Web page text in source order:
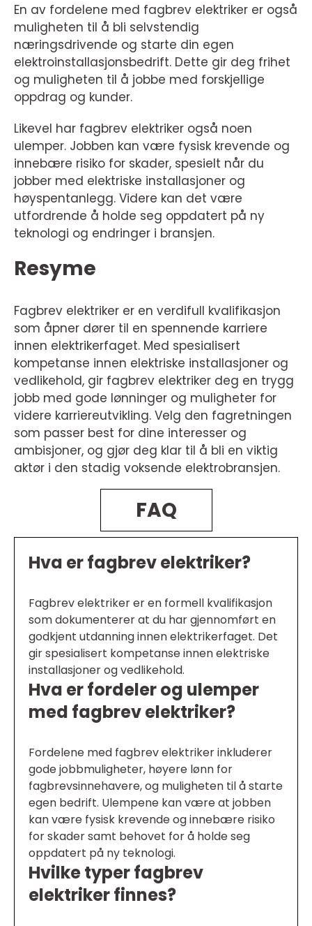
En av fordelene med fagbrev elektriker er også
muligheten til å bli selvstendig
næringsdrivende og starte din egen
elektroinstallasjonsbedrift. Dette gir deg frihet
og muligheten til å jobbe med forskjellige
oppdrag og kunder.
Likevel har fagbrev elektriker også noen
ulemper. Jobben kan være fysisk krevende og
innebære risiko for skader, spesielt når du
jobber med elektriske installasjoner og
høyspentanlegg. Videre kan det være
utfordrende å holde seg oppdatert på ny
teknologi og endringer i bransjen.
Resyme
Fagbrev elektriker er en verdifull kvalifikasjon
som åpner dører til en spennende karriere
innen elektrikerfaget. Med spesialisert
kompetanse innen elektriske installasjoner og
vedlikehold, gir fagbrev elektriker deg en trygg
jobb med gode lønninger og muligheter for
videre karriereutvikling. Velg den fagretningen
som passer best for dine interesser og
ambisjoner, og gjør deg klar til å bli en viktig
aktør i den stadig voksende elektrobransjen.
FAQ
Hva er fagbrev elektriker?
Fagbrev elektriker er en formell kvalifikasjon
som dokumenterer at du har gjennomført en
godkjent utdanning innen elektrikerfaget. Det
gir spesialisert kompetanse innen elektriske
installasjoner og vedlikehold.
Hva er fordeler og ulemper
med fagbrev elektriker?
Fordelene med fagbrev elektriker inkluderer
gode jobbmuligheter, høyere lønn for
fagbrevsinnehavere, og muligheten til å starte
egen bedrift. Ulempene kan være at jobben
kan være fysisk krevende og innebære risiko
for skader samt behovet for å holde seg
oppdatert på ny teknologi.
Hvilke typer fagbrev
elektriker finnes?